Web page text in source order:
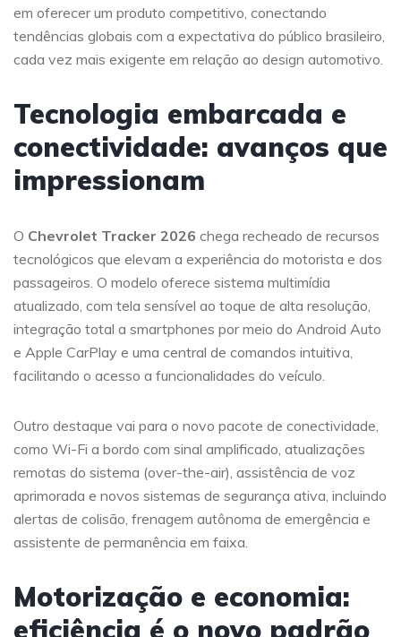
em oferecer um produto competitivo, conectando
tendências globais com a expectativa do público brasileiro,
cada vez mais exigente em relação ao design automotivo.
Tecnologia embarcada e
conectividade: avanços que
impressionam
O Chevrolet Tracker 2026 chega recheado de recursos
tecnológicos que elevam a experiência do motorista e dos
passageiros. O modelo oferece sistema multimídia
atualizado, com tela sensível ao toque de alta resolução,
integração total a smartphones por meio do Android Auto
e Apple CarPlay e uma central de comandos intuitiva,
facilitando o acesso a funcionalidades do veículo.
Outro destaque vai para o novo pacote de conectividade,
como Wi-Fi a bordo com sinal amplificado, atualizações
remotas do sistema (over-the-air), assistência de voz
aprimorada e novos sistemas de segurança ativa, incluindo
alertas de colisão, frenagem autônoma de emergência e
assistente de permanência em faixa.
Motorização e economia: